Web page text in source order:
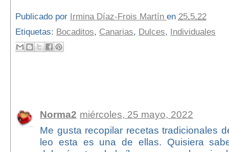
Publicado por Irmina Díaz-Frois Martín en 25.5.22
Etiquetas: Bocaditos, Canarias, Dulces, Individuales
Norma2 miércoles, 25 mayo, 2022
Me gusta recopilar recetas tradicionales
leo esta es una de ellas. Quisiera